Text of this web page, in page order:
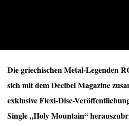
Die griechischen Metal-Legenden
sich mit dem Decibel Magazine
exklusive Flexi-Disc-
Single „Holy Mountain“